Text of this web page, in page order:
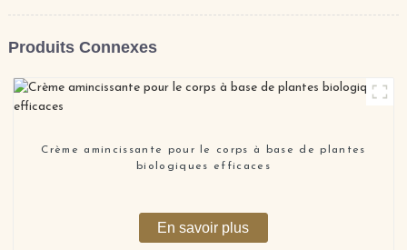
Produits Connexes
Crème amincissante pour le corps à base de plantes
biologiques efficaces
En savoir plus